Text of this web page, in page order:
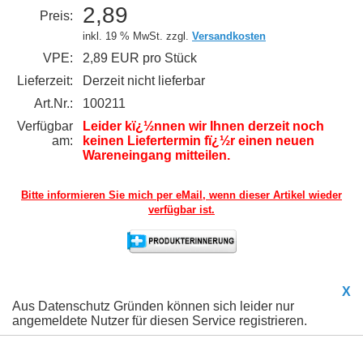
Preis: 2,89
inkl. 19 % MwSt. zzgl. Versandkosten
VPE:
2,89 EUR pro Stück
Lieferzeit:
Derzeit nicht lieferbar
Art.Nr.:
100211
Verfügbar
am:
Leider kï¿½nnen wir Ihnen derzeit noch
keinen Liefertermin fï¿½r einen neuen
Wareneingang mitteilen.
Bitte informieren Sie mich per eMail, wenn dieser Artikel wieder
verfügbar ist.
X
Aus Datenschutz Gründen können sich leider nur
angemeldete Nutzer für diesen Service registrieren.